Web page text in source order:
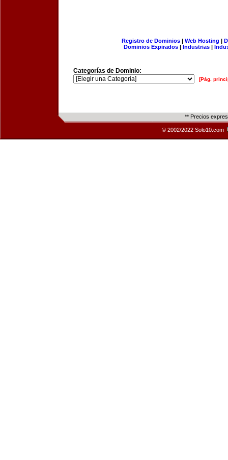
Registro de Dominios| Web Hosting |
Dominios Expirados | Industrias |
Categorías de Dominio:
[Pág.
** Precios
© 2002/2022 Solo10.com